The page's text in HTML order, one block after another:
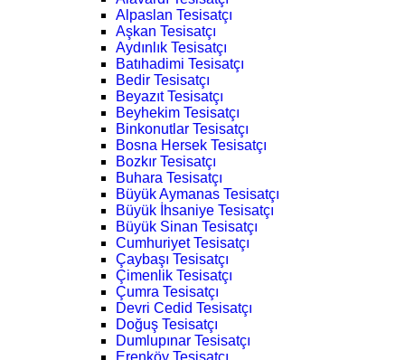
Alpaslan Tesisatçı
Aşkan Tesisatçı
Aydınlık Tesisatçı
Batıhadimi Tesisatçı
Bedir Tesisatçı
Beyazıt Tesisatçı
Beyhekim Tesisatçı
Binkonutlar Tesisatçı
Bosna Hersek Tesisatçı
Bozkır Tesisatçı
Buhara Tesisatçı
Büyük Aymanas Tesisatçı
Büyük İhsaniye Tesisatçı
Büyük Sinan Tesisatçı
Cumhuriyet Tesisatçı
Çaybaşı Tesisatçı
Çimenlik Tesisatçı
Çumra Tesisatçı
Devri Cedid Tesisatçı
Doğuş Tesisatçı
Dumlupınar Tesisatçı